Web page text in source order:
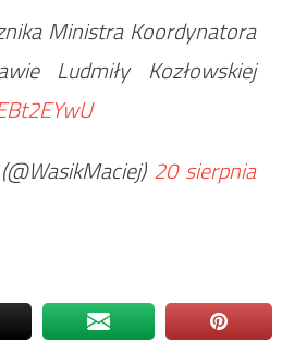
Ministra Koordynatora
Ludmiły Kozłowskiej
20 sierpnia